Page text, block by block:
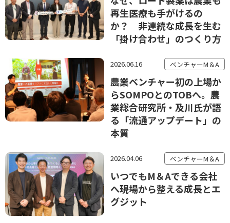
再生医療も手がけるの
か？ 非連続な成長を生む
「掛け合わせ」のつくり方
2026.06.16 ベンチャーM＆A
農業ベンチャー初の上場か
らSOMPOとのTOBへ。農
業総合研究所・及川氏が語
る「流通アップデート」の
本質
2026.04.06 ベンチャーM＆A
いつでもM＆Aできる会社
へ――現場から整える成長とエ
グジット